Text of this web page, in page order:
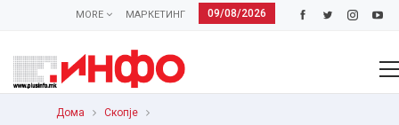
09/08/2026
МАРКЕТИНГ
MORE
Дома Скопје